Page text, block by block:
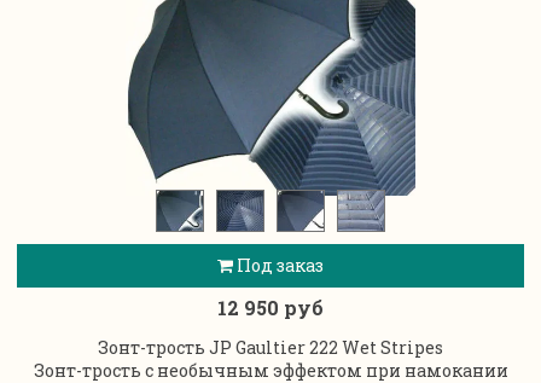
Под заказ
12 950 руб
Зонт-трость JP Gaultier 222 Wet Stripes
Зонт-трость с необычным эффектом при намокании